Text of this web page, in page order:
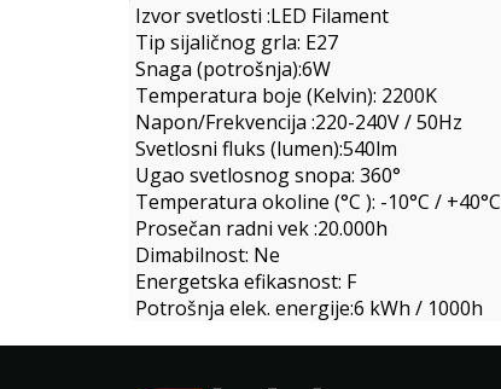
Izvor svetlosti :LED Filament
Tip sijaličnog grla: E27
Snaga (potrošnja):6W
Temperatura boje (Kelvin): 2200K
Napon/Frekvencija :220-240V / 50Hz
Svetlosni fluks (lumen):540lm
Ugao svetlosnog snopa: 360°
Temperatura okoline (°C ): -10°C / +40°C
Prosečan radni vek :20.000h
Dimabilnost: Ne
Energetska efikasnost: F
Potrošnja elek. energije:6 kWh / 1000h